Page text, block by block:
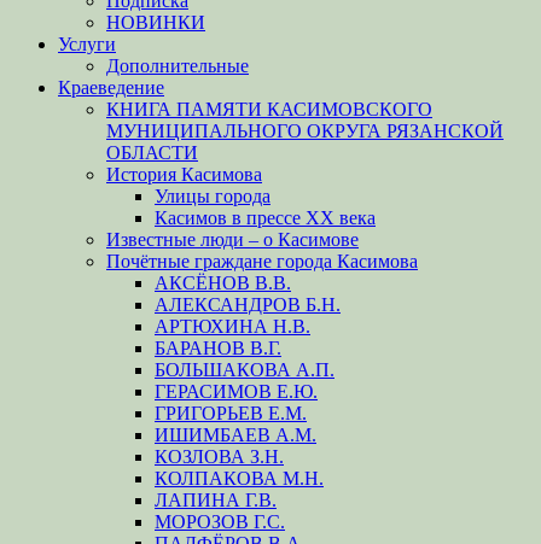
НОВИНКИ
Услуги
Дополнительные
Краеведение
КНИГА ПАМЯТИ КАСИМОВСКОГО
МУНИЦИПАЛЬНОГО ОКРУГА РЯЗАНСКОЙ
ОБЛАСТИ
История Касимова
Улицы города
Касимов в прессе XX века
Известные люди – о Касимове
Почётные граждане города Касимова
АКСЁНОВ В.В.
АЛЕКСАНДРОВ Б.Н.
АРТЮХИНА Н.В.
БАРАНОВ В.Г.
БОЛЬШАКОВА А.П.
ГЕРАСИМОВ Е.Ю.
ГРИГОРЬЕВ Е.М.
ИШИМБАЕВ А.М.
КОЗЛОВА З.Н.
КОЛПАКОВА М.Н.
ЛАПИНА Г.В.
МОРОЗОВ Г.С.